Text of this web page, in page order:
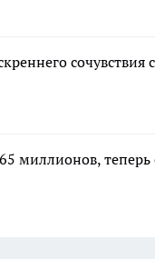
миллионов, теперь